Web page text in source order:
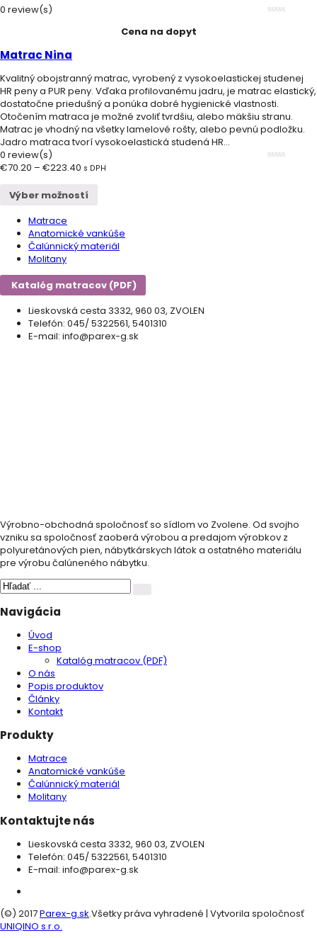
0 review(s)
Cena na dopyt
Matrac Nina
Kvalitný obojstranný matrac, vyrobený z vysokoelastickej studenej
HR peny a PUR peny. Vďaka profilovanému jadru, je matrac elastický,
dostatočne priedušný a ponúka dobré hygienické vlastnosti.
Otočením matraca je možné zvoliť tvrdšiu, alebo mäkšiu stranu.
Matrac je vhodný na všetky lamelové rošty, alebo pevnú podložku.
Jadro matraca tvorí vysokoelastická studená HR...
0 review(s)
€70.20 – €223.40 s DPH
Výber možností
Matrace
Anatomické vankúše
Čalúnnický materiál
Molitany
Katalóg matracov (PDF)
Lieskovská cesta 3332, 960 03, ZVOLEN
Telefón: 045/ 5322561, 5401310
E-mail: info@parex-g.sk
Výrobno-obchodná spoločnosť so sídlom vo Zvolene. Od svojho
vzniku sa spoločnosť zaoberá výrobou a predajom výrobkov z
polyuretánových pien, nábytkárskych látok a ostatného materiálu
pre výrobu čalúneného nábytku.
Navigácia
Úvod
E-shop
Katalóg matracov (PDF)
O nás
Popis produktov
Články
Kontakt
Produkty
Matrace
Anatomické vankúše
Čalúnnický materiál
Molitany
Kontaktujte nás
Lieskovská cesta 3332, 960 03, ZVOLEN
Telefón: 045/ 5322561, 5401310
E-mail: info@parex-g.sk
(©) 2017Parex-g.sk.Všetky práva vyhradené | Vytvorila spoločnosť
UNIQINO s.r.o.